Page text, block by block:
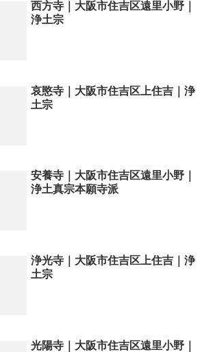
西方寺｜大阪市住吉区遠里小野｜
浄土宗
哀愍寺｜大阪市住吉区上住吉｜浄
土宗
安養寺｜大阪市住吉区遠里小野｜
浄土真宗本願寺派
浄光寺｜大阪市住吉区上住吉｜浄
土宗
光陽寺｜大阪市住吉区遠里小野｜